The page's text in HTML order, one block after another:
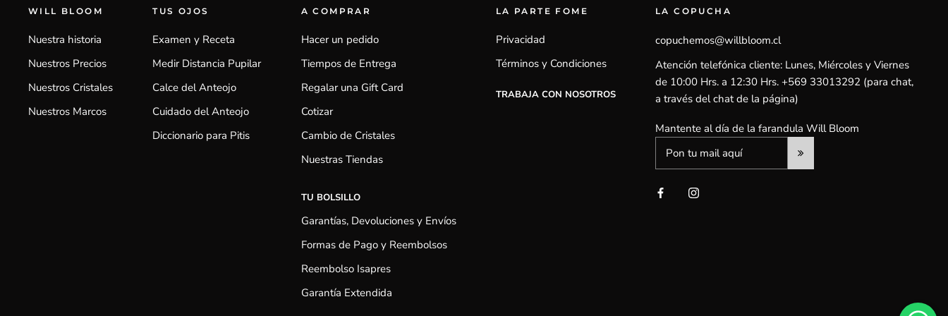
WILL BLOOM
Nuestra historia
Nuestros Precios
Nuestros Cristales
Nuestros Marcos
TUS OJOS
Examen y Receta
Medir Distancia Pupilar
Calce del Anteojo
Cuidado del Anteojo
Diccionario para Pitis
A COMPRAR
Hacer un pedido
Tiempos de Entrega
Regalar una Gift Card
Cotizar
Cambio de Cristales
Nuestras Tiendas
TU BOLSILLO
Garantías, Devoluciones y Envíos
Formas de Pago y Reembolsos
Reembolso Isapres
Garantía Extendida
LA PARTE FOME
Privacidad
Términos y Condiciones
TRABAJA CON NOSOTROS
LA COPUCHA
copuchemos@willbloom.cl
Atención telefónica cliente: Lunes, Miércoles y Viernes
de 10:00 Hrs. a 12:30 Hrs. +569 33013292 (para chat,
a través del chat de la página)
Mantente al día de la farandula Will Bloom